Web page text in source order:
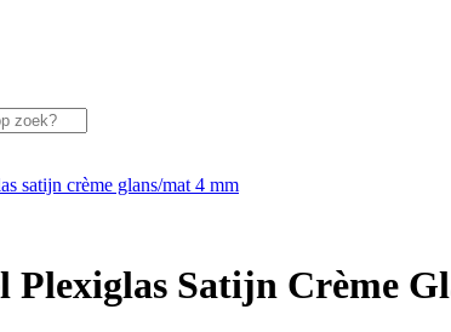
satijn crème glans/mat 4 mm
Plexiglas Satijn Crème